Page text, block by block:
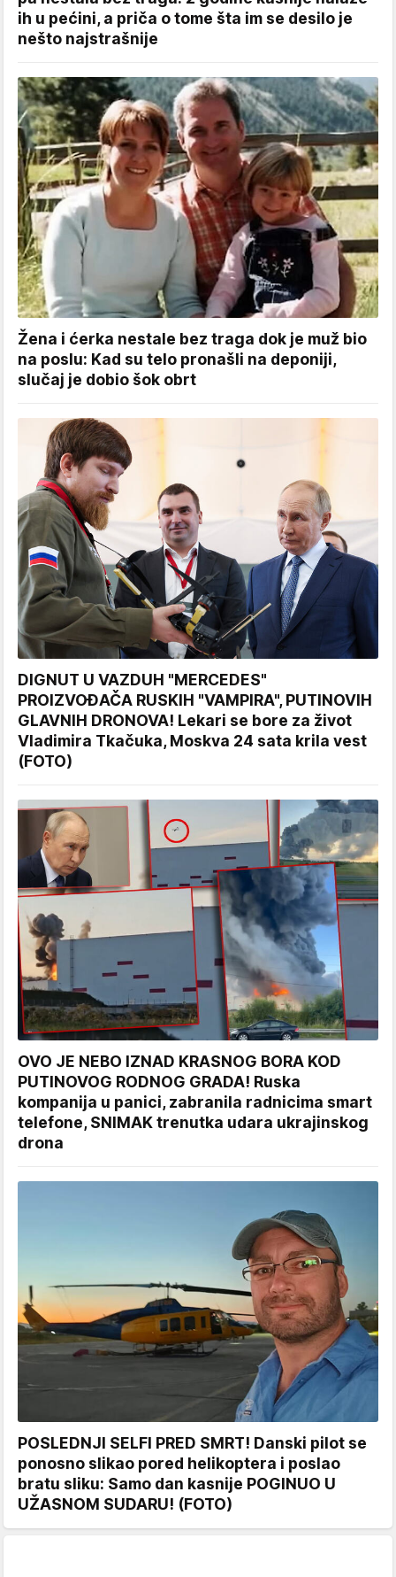
ih u pećini, a priča o tome šta im se desilo je
nešto najstrašnije
Žena i ćerka nestale bez traga dok je muž bio
na poslu: Kad su telo pronašli na deponiji,
slučaj je dobio šok obrt
DIGNUT U VAZDUH "MERCEDES"
PROIZVOĐAČA RUSKIH "VAMPIRA", PUTINOVIH
GLAVNIH DRONOVA! Lekari se bore za život
Vladimira Tkačuka, Moskva 24 sata krila vest
(FOTO)
OVO JE NEBO IZNAD KRASNOG BORA KOD
PUTINOVOG RODNOG GRADA! Ruska
kompanija u panici, zabranila radnicima smart
telefone, SNIMAK trenutka udara ukrajinskog
drona
POSLEDNJI SELFI PRED SMRT! Danski pilot se
ponosno slikao pored helikoptera i poslao
bratu sliku: Samo dan kasnije POGINUO U
UŽASNOM SUDARU! (FOTO)